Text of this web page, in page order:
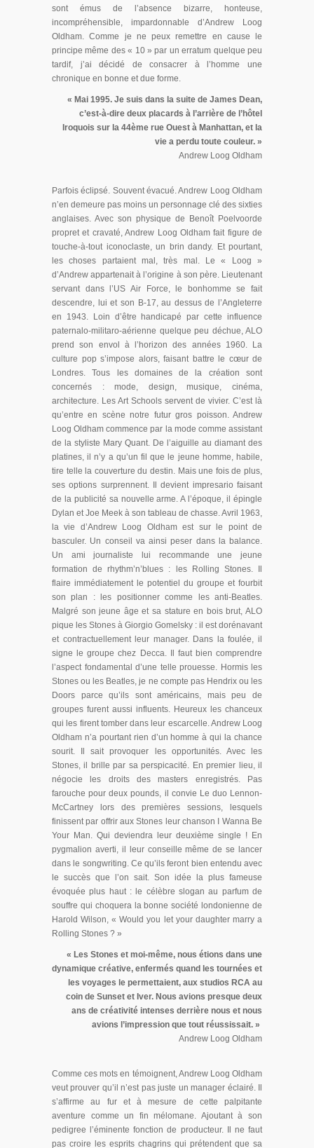
sont émus de l’absence bizarre, honteuse,
incompréhensible, impardonnable d’Andrew Loog
Oldham. Comme je ne peux remettre en cause le
principe même des « 10 » par un erratum quelque peu
tardif, j’ai décidé de consacrer à l’homme une
chronique en bonne et due forme.
« Mai 1995. Je suis dans la suite de James Dean,
c’est-à-dire deux placards à l’arrière de l’hôtel
Iroquois sur la 44ème rue Ouest à Manhattan, et la
vie a perdu toute couleur. »
Andrew Loog Oldham
Parfois éclipsé. Souvent évacué. Andrew Loog Oldham
n’en demeure pas moins un personnage clé des sixties
anglaises. Avec son physique de Benoît Poelvoorde
propret et cravaté, Andrew Loog Oldham fait figure de
touche-à-tout iconoclaste, un brin dandy. Et pourtant,
les choses partaient mal, très mal. Le « Loog »
d’Andrew appartenait à l’origine à son père. Lieutenant
servant dans l’US Air Force, le bonhomme se fait
descendre, lui et son B-17, au dessus de l’Angleterre
en 1943. Loin d’être handicapé par cette influence
paternalo-militaro-aérienne quelque peu déchue, ALO
prend son envol à l’horizon des années 1960. La
culture pop s’impose alors, faisant battre le cœur de
Londres. Tous les domaines de la création sont
concernés : mode, design, musique, cinéma,
architecture. Les Art Schools servent de vivier. C’est là
qu’entre en scène notre futur gros poisson. Andrew
Loog Oldham commence par la mode comme assistant
de la styliste Mary Quant. De l’aiguille au diamant des
platines, il n’y a qu’un fil que le jeune homme, habile,
tire telle la couverture du destin. Mais une fois de plus,
ses options surprennent. Il devient impresario faisant
de la publicité sa nouvelle arme. A l’époque, il épingle
Dylan et Joe Meek à son tableau de chasse. Avril 1963,
la vie d’Andrew Loog Oldham est sur le point de
basculer. Un conseil va ainsi peser dans la balance.
Un ami journaliste lui recommande une jeune
formation de rhythm’n’blues : les Rolling Stones. Il
flaire immédiatement le potentiel du groupe et fourbit
son plan : les positionner comme les anti-Beatles.
Malgré son jeune âge et sa stature en bois brut, ALO
pique les Stones à Giorgio Gomelsky : il est dorénavant
et contractuellement leur manager. Dans la foulée, il
signe le groupe chez Decca. Il faut bien comprendre
l’aspect fondamental d’une telle prouesse. Hormis les
Stones ou les Beatles, je ne compte pas Hendrix ou les
Doors parce qu’ils sont américains, mais peu de
groupes furent aussi influents. Heureux les chanceux
qui les firent tomber dans leur escarcelle. Andrew Loog
Oldham n’a pourtant rien d’un homme à qui la chance
sourit. Il sait provoquer les opportunités. Avec les
Stones, il brille par sa perspicacité. En premier lieu, il
négocie les droits des masters enregistrés. Pas
farouche pour deux pounds, il convie Le duo Lennon-
McCartney lors des premières sessions, lesquels
finissent par offrir aux Stones leur chanson I Wanna Be
Your Man. Qui deviendra leur deuxième single ! En
pygmalion averti, il leur conseille même de se lancer
dans le songwriting. Ce qu’ils feront bien entendu avec
le succès que l’on sait. Son idée la plus fameuse
évoquée plus haut : le célèbre slogan au parfum de
souffre qui choquera la bonne société londonienne de
Harold Wilson, « Would you let your daughter marry a
Rolling Stones ? »
« Les Stones et moi-même, nous étions dans une
dynamique créative, enfermés quand les tournées et
les voyages le permettaient, aux studios RCA au
coin de Sunset et Iver. Nous avions presque deux
ans de créativité intenses derrière nous et nous
avions l’impression que tout réussissait. »
Andrew Loog Oldham
Comme ces mots en témoignent, Andrew Loog Oldham
veut prouver qu’il n’est pas juste un manager éclairé. Il
s’affirme au fur et à mesure de cette palpitante
aventure comme un fin mélomane. Ajoutant à son
pedigree l’éminente fonction de producteur. Il ne faut
pas croire les esprits chagrins qui prétendent que sa